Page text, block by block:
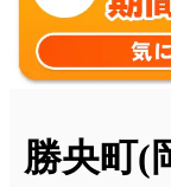
勝央町(